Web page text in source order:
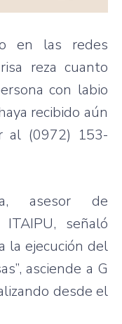
en las redes
reza cuanto
con labio
recibido aún
al (0972) 153-
asesor de
señaló
la ejecución del
asciende a G
desde el